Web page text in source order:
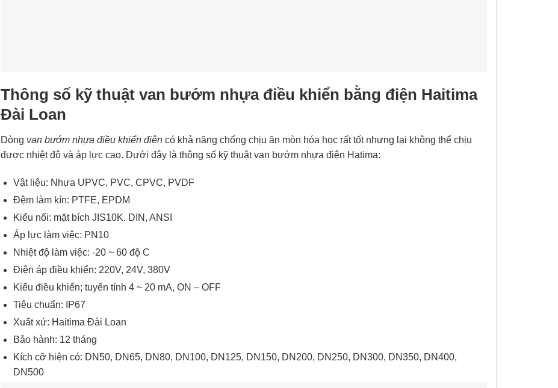
Thông số kỹ thuật van bướm nhựa điều khiển bằng điện Haitima
Đài Loan
Dòng van bướm nhựa điều khiển điện có khả năng chống chịu ăn mòn hóa học rất tốt nhưng lại không thể chịu
được nhiệt độ và áp lực cao. Dưới đây là thông số kỹ thuật van bướm nhựa điện Hatima:
Vật liệu: Nhựa UPVC, PVC, CPVC, PVDF
Đệm làm kín: PTFE, EPDM
Kiểu nối: mặt bích JIS10K. DIN, ANSI
Áp lực làm việc: PN10
Nhiệt độ làm việc: -20 ~ 60 độ C
Điện áp điều khiển: 220V, 24V, 380V
Kiểu điều khiển; tuyến tính 4 ~ 20 mA, ON – OFF
Tiêu chuẩn: IP67
Xuất xứ: Haitima Đài Loan
Bảo hành: 12 tháng
Kích cỡ hiện có: DN50, DN65, DN80, DN100, DN125, DN150, DN200, DN250, DN300, DN350, DN400,
DN500